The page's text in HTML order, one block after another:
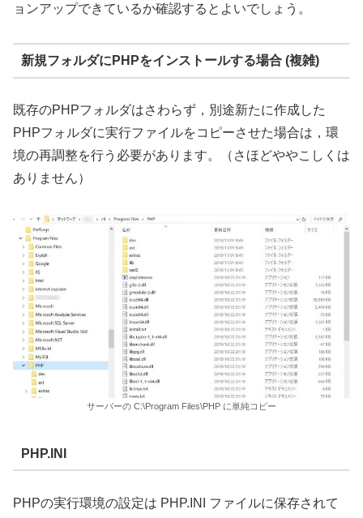
ョンアップできているか確認するとよいでしょう。
新規フォルダにPHPをインストールする場合 (複雑)
既存のPHPフォルダはさわらず，別途新たに作成した
PHPフォルダに実行ファイルをコピーさせた場合は，環
境の再調整を行う必要があります。（さほどややこしくは
ありません）
サーバーの C:\Program Files\PHP に単純コピー
PHP.INI
PHPの実行環境の設定は PHP.INI ファイルに保存されて